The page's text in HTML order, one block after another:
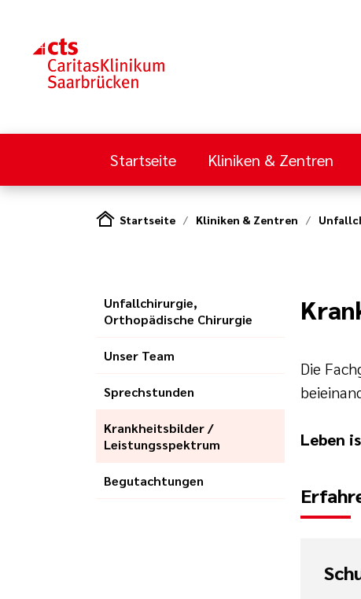
Startseite Kliniken & Zentren
Startseite Kliniken & Zentren
Unfallchirurgie,
Orthopädische Chirurgie
Unser Team
Sprechstunden
Krankheitsbilder /
Leistungsspektrum
Begutachtungen
Die
Leben